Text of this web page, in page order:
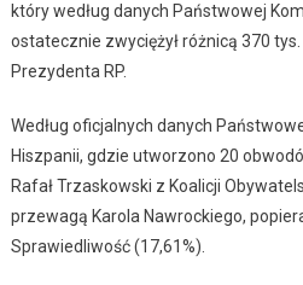
który według danych Państwowej
ostatecznie zwyciężył różnicą 370
Prezydenta RP.
Według oficjalnych danych
Hiszpanii, gdzie utworzono 20
Rafał Trzaskowski z Koalicji
przewagą Karola Nawrockiego,
Sprawiedliwość (17,61%).